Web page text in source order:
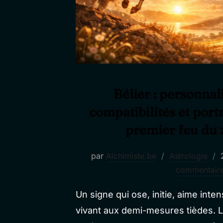
par Alchimiste.be Astrologie
Un signe qui ose, initie, aime
vivant aux demi-mesures tièdes.